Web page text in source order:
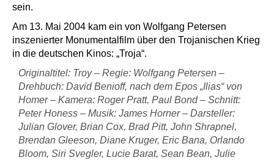
sein.
Am 13. Mai 2004 kam ein von Wolfgang Petersen
inszenierter Monumentalfilm über den Trojanischen Krieg
in die deutschen Kinos: „Troja“.
Originaltitel: Troy – Regie: Wolfgang Petersen –
Drehbuch: David Benioff, nach dem Epos „Ilias“ von
Homer – Kamera: Roger Pratt, Paul Bond – Schnitt:
Peter Honess – Musik: James Horner – Darsteller:
Julian Glover, Brian Cox, Brad Pitt, John Shrapnel,
Brendan Gleeson, Diane Kruger, Eric Bana, Orlando
Bloom, Siri Svegler, Lucie Barat, Sean Bean, Julie